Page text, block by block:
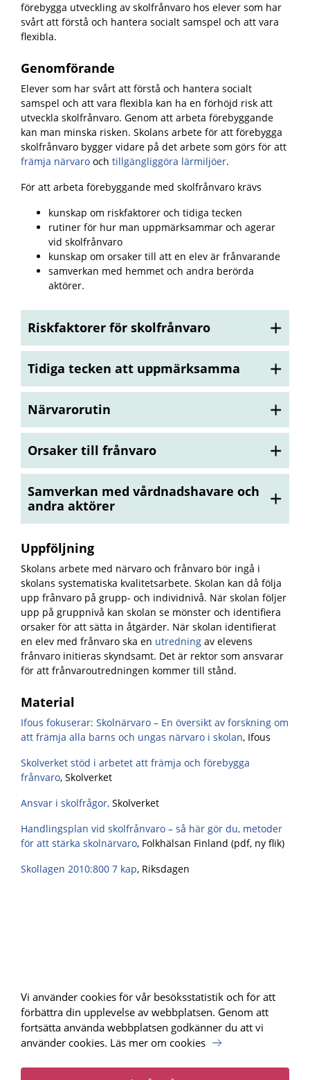
förebygga utveckling av skolfrånvaro hos elever som har
svårt att förstå och hantera socialt samspel och att vara
flexibla.
Genomförande
Elever som har svårt att förstå och hantera socialt
samspel och att vara flexibla kan ha en förhöjd risk att
utveckla skolfrånvaro. Genom att arbeta förebyggande
kan man minska risken. Skolans arbete för att förebygga
skolfrånvaro bygger vidare på det arbete som görs för att
främja närvaro och tillgängliggöra lärmiljöer.
För att arbeta förebyggande med skolfrånvaro krävs
kunskap om riskfaktorer och tidiga tecken
rutiner för hur man uppmärksammar och agerar
vid skolfrånvaro
kunskap om orsaker till att en elev är frånvarande
samverkan med hemmet och andra berörda
aktörer.
Riskfaktorer för skolfrånvaro
Tidiga tecken att uppmärksamma
Närvarorutin
Orsaker till frånvaro
Samverkan med vårdnadshavare och
andra aktörer
Uppföljning
Skolans arbete med närvaro och frånvaro bör ingå i
skolans systematiska kvalitetsarbete. Skolan kan då följa
upp frånvaro på grupp- och individnivå. När skolan följer
upp på gruppnivå kan skolan se mönster och identifiera
orsaker för att sätta in åtgärder. När skolan identifierat
en elev med frånvaro ska en utredning av elevens
frånvaro initieras skyndsamt. Det är rektor som ansvarar
för att frånvaroutredningen kommer till stånd.
Material
Ifous fokuserar: Skolnärvaro – En översikt av forskning om
att främja alla barns och ungas närvaro i skolan, Ifous
Skolverket stöd i arbetet att främja och förebygga
frånvaro, Skolverket
Ansvar i skolfrågor, Skolverket
Handlingsplan vid skolfrånvaro – så här gör du, metoder
för att stärka skolnärvaro, Folkhälsan Finland (pdf, ny flik)
Skollagen 2010:800 7 kap, Riksdagen
Vi använder cookies för vår besöksstatistik och för att
förbättra din upplevelse av webbplatsen. Genom att
fortsätta använda webbplatsen godkänner du att vi
använder cookies. Läs mer om cookies
Nationellt programområde psykisk hälsa.